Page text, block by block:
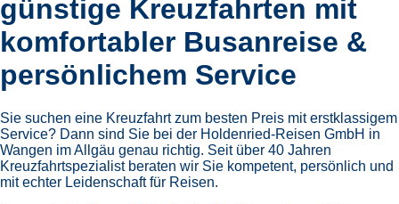
günstige Kreuzfahrten mit
komfortabler Busanreise &
persönlichem Service
Sie suchen eine Kreuzfahrt zum besten Preis mit erstklassigem
Service? Dann sind Sie bei der Holdenried-Reisen GmbH in
Wangen im Allgäu genau richtig. Seit über 40 Jahren
Kreuzfahrtspezialist beraten wir Sie kompetent, persönlich und
mit echter Leidenschaft für Reisen.